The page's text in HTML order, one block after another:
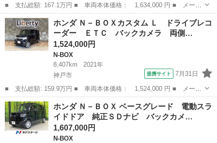
■ 支払総額: 167.1万円 ■ 車両本体価格： 1,634,000 円 ■ メーカ
ー名： ホンダ ■ 車種名： Ｎ－ＢＯＸカスタム ■ グレード
名： Ｇ・ＥＸホンダセンシング ビルトインＥＴＣ ＣＤ Ｂｌｕ
ｅｔｏｏｔｈ...
兵庫 神戸市 N-BOX
ホンダ Ｎ－ＢＯＸカスタム Ｌ ドライブレコ
ーダー ＥＴＣ バックカメラ 両側…
1,524,000円
N-BOX
8,407km
2021年
神戸市
提携サイト 7月31日
■ 支払総額: 159.9万円 ■ 車両本体価格： 1,524,000 円 ■ メーカ
ー名： ホンダ ■ 車種名： Ｎ－ＢＯＸカスタム ■ グレード
名： Ｌ ドライブレコーダー ＥＴＣ バックカメラ 両側スライ
ド・片側電動...
兵庫 神戸市 N-BOX
ホンダ Ｎ－ＢＯＸ ベースグレード 電動スラ
イドドア 純正ＳＤナビ バックカメ…
1,607,000円
N-BOX